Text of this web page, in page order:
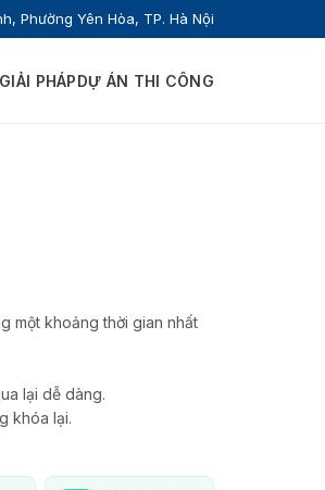
Phường Yên Hòa, TP. Hà Nội
GIẢI PHÁPDỰ ÁN THI CÔNG
một khoảng thời gian nhất
lại dễ dàng.
khóa lại.